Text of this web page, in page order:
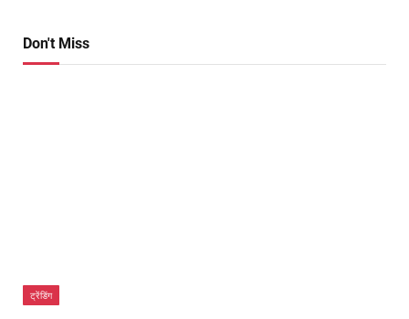
Don't Miss
ट्रेंडिंग